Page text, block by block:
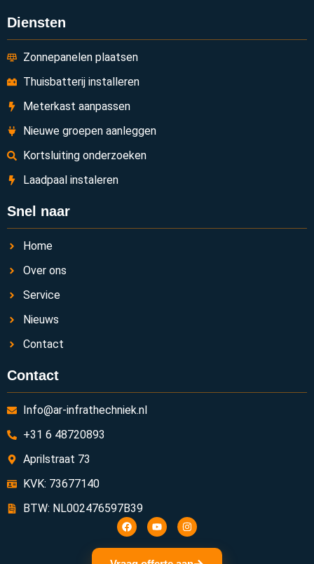
Diensten
Zonnepanelen plaatsen
Thuisbatterij installeren
Meterkast aanpassen
Nieuwe groepen aanleggen
Kortsluiting onderzoeken
Laadpaal instaleren
Snel naar
Home
Over ons
Service
Nieuws
Contact
Contact
Info@ar-infrathechniek.nl
+31 6 48720893
Aprilstraat 73
KVK: 73677140
BTW: NL002476597B39